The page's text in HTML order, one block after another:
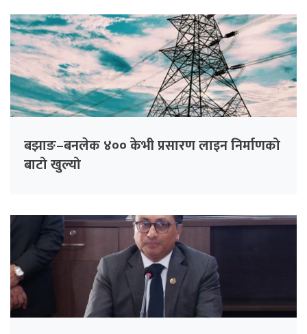
बझाङ–बनलेक ४०० केभी प्रसारण लाइन निर्माणको
बाटो खुल्यो